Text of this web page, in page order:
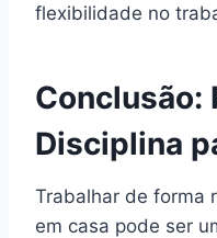
flexibilidade no
Conclusão:
Disciplina
Trabalhar de forma
em casa pode ser